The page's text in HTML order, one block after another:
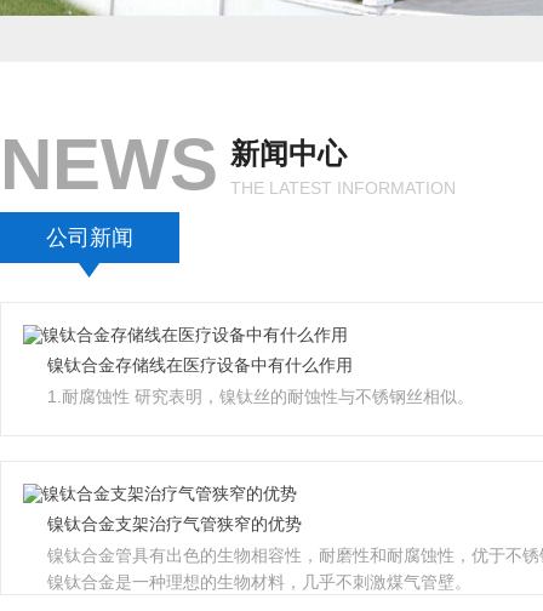
NEWS 新闻中心
THE LATEST INFORMATION
公司新闻
镍钛合金存储线在医疗设备中有什么作用
1.耐腐蚀性 研究表明，镍钛丝的耐蚀性与不锈钢丝相似。
镍钛合金支架治疗气管狭窄的优势
镍钛合金管具有出色的生物相容性，耐磨性和耐腐蚀性，优于不锈
镍钛合金是一种理想的生物材料，几乎不刺激煤气管壁。